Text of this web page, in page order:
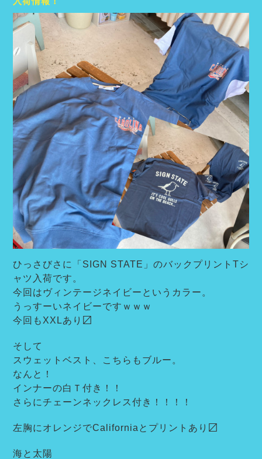
ひっさびさに「SIGN STATE」のバックプリントTシ
ャツ入荷です。
今回はヴィンテージネイビーというカラー。
うっすーいネイビーですｗｗｗ
今回もXXLあり〼
そして
スウェットベスト、こちらもブルー。
なんと！
インナーの白Ｔ付き！！
さらにチェーンネックレス付き！！！！
左胸にオレンジでCaliforniaとプリントあり〼
海と太陽